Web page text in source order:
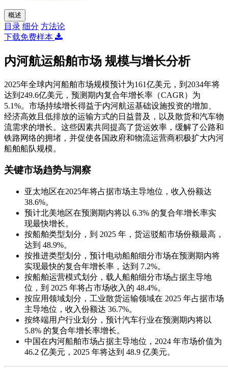
概述
目录 细分 方法论
下载免费样本
内河航运船舶市场 规模与增长分析
2025年全球内河船舶市场规模预计为161亿美元，到2034年将
达到249.6亿美元，预测期内复合年增长率（CAGR）为
5.1%。市场持续增长得益于内河航运基础设施投资的增加、
经济高效且低排放的运输方式的日益普及，以及散货和汽车物
流需求的增长。这些因素共同提高了货运效率，缓解了公路和
铁路网络的拥堵，并促使各国政府和物流运营商积极扩大内河
船​​舶船队规模。
关键市场趋势与洞察
亚太地区在2025年将占据市场主导地位，收入份额达
38.6%。
预计北美地区在预测期内将以 6.3% 的复合年增长率实
现最快增长。
按船舶类型划分，到 2025 年，货运驳船市场份额最高，
达到 48.9%。
按推进类型划分，预计电动船舶细分市场在预测期内将
实现最快的复合年增长率，达到 7.2%。
按船舶运营模式划分，载人船舶细分市场占据主导地
位，到 2025 年将占市场收入的 48.4%。
按应用领域划分，工业散货运输领域在 2025 年占据市场
主导地位，收入份额达 36.7%。
按终端用户行业划分，预计汽车行业在预测期内将以
5.8% 的复合年增长率增长。
中国在内河船舶市场占据主导地位，2024 年市场价值为
46.2 亿美元，2025 年将达到 48.9 亿美元。